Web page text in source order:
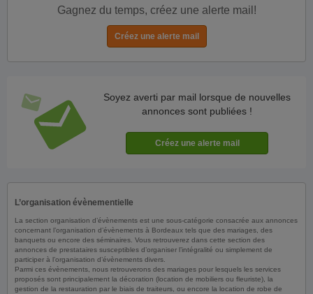
Gagnez du temps, créez une alerte mail!
Soyez averti par mail lorsque de nouvelles
annonces sont publiées !
L’organisation évènementielle
La section organisation d’évènements est une sous-catégorie consacrée aux annonces
concernant l’organisation d’évènements à Bordeaux tels que des mariages, des
banquets ou encore des séminaires. Vous retrouverez dans cette section des
annonces de prestataires susceptibles d’organiser l’intégralité ou simplement de
participer à l’organisation d’évènements divers.
Parmi ces évènements, nous retrouverons des mariages pour lesquels les services
proposés sont principalement la décoration (location de mobiliers ou fleuriste), la
gestion de la restauration par le biais de traiteurs, ou encore la location de robe de